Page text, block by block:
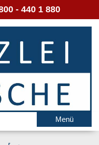
- 440 1 880
Menü